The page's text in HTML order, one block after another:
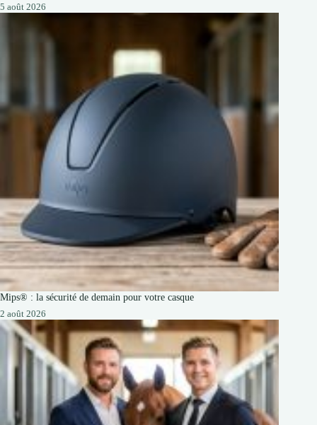
5 août 2026
Mips® : la sécurité de demain pour votre casque
2 août 2026